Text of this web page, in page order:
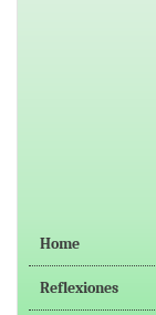
Home
Reflexiones